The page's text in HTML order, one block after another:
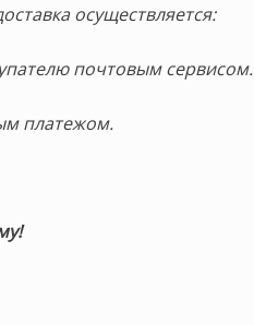
осуществляется:
почтовым сервисом.
платежом.